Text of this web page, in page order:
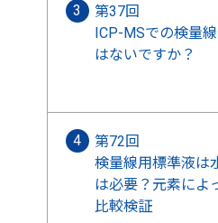
第37回
ICP-MSでの検量
はないですか？
第72回
検量線用標準液は
は必要？元素によ
比較検証